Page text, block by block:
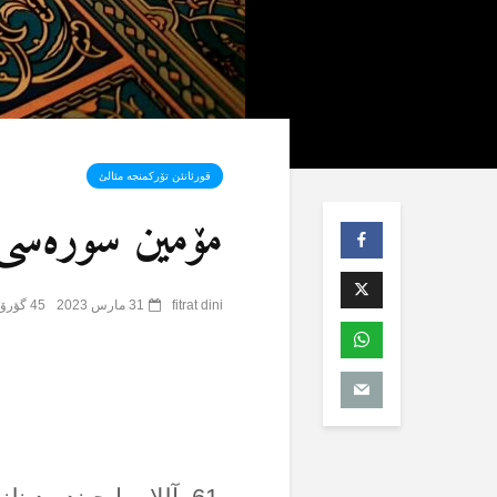
قورئانئن تۆرکمنجە مئالئ
مۆمین سورەسی
fitrat dini 31 مارس 2023 45 گؤرۆنتۆلنمە